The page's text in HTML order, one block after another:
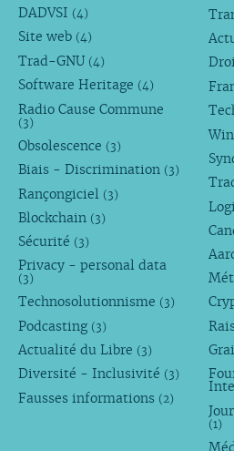
DADVSI (4)
Site web (4)
Trad-GNU (4)
Software Heritage (4)
Radio Cause Commune
(3)
Obsolescence (3)
Biais - Discrimination (3)
Rançongiciel (3)
Blockchain (3)
Sécurité (3)
Privacy - personal data
(3)
Technosolutionnisme (3)
Podcasting (3)
Actualité du Libre (3)
Diversité - Inclusivité (3)
Fausses informations (2)
(1)